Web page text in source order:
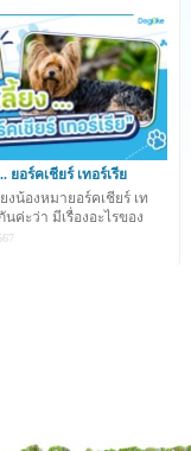
ยอร์คเชียร์ เทอร์เรีย
งน้องหมายอร์คเชียร์ เท
นค่ะว่า มีเรื่องอะไรของ